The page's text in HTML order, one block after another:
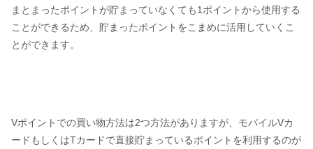
まとまったポイントが貯まっていなくても1ポイントから使用する
ことができるため、貯まったポイントをこまめに活用していくこ
とができます。
Vポイントでの買い物方法は2つ方法がありますが、モバイルVカ
ードもしくはTカードで直接貯まっているポイントを利用するのが